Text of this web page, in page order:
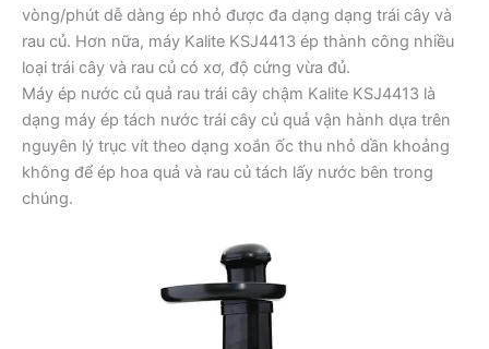
vòng/phút dễ dàng ép nhỏ được đa dạng dạng trái cây và
rau củ. Hơn nữa, máy Kalite KSJ4413 ép thành công nhiều
loại trái cây và rau củ có xơ, độ cứng vừa đủ.
Máy ép nước củ quả rau trái cây chậm Kalite KSJ4413 là
dạng máy ép tách nước trái cây củ quả vận hành dựa trên
nguyên lý trục vít theo dạng xoắn ốc thu nhỏ dần khoảng
không để ép hoa quả và rau củ tách lấy nước bên trong
chúng.